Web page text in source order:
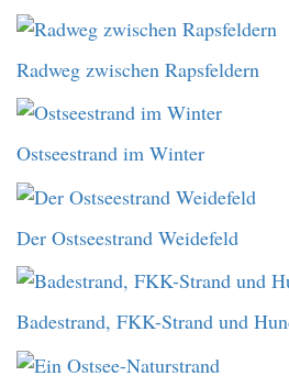
Radweg zwischen Rapsfeldern
Ostseestrand im Winter
Der Ostseestrand Weidefeld
Badestrand, FKK-Strand und